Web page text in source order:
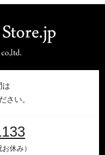
は
さい。
休み）